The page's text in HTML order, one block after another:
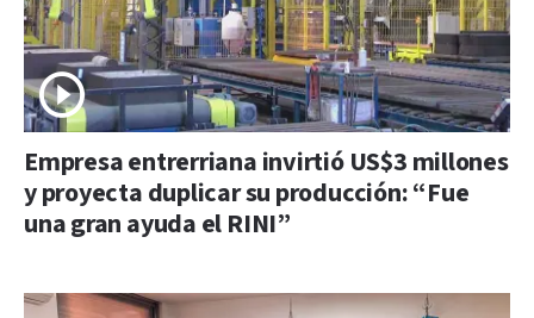
Empresa entrerriana invirtió US$3 millones
y proyecta duplicar su producción: “Fue
una gran ayuda el RINI”